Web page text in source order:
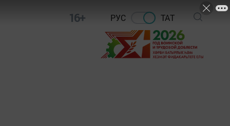
16+ РУС ТАТ